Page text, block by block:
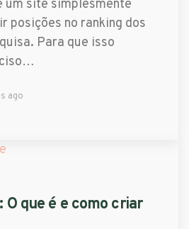
um site simplesmente
posições no ranking dos
Para que isso
ago
O que é e como criar